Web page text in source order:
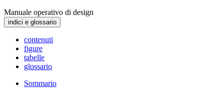
Manuale operativo di design
indici e glossario
contenuti
figure
tabelle
glossario
Sommario